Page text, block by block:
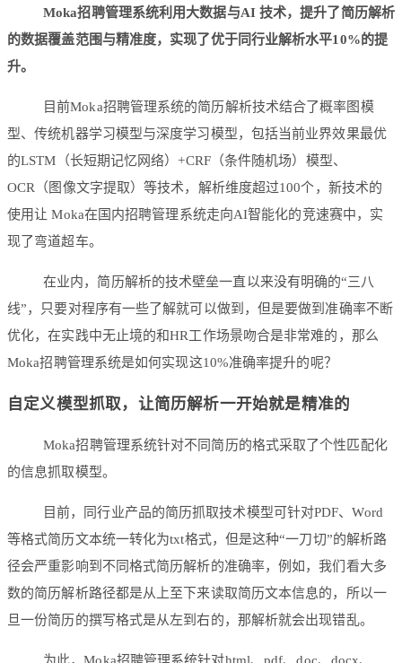
Moka招聘管理系统利用大数据与AI 技术，提升了简历解析
的数据覆盖范围与精准度，实现了优于同行业解析水平10%的提
升。
目前Moka招聘管理系统的简历解析技术结合了概率图模
型、传统机器学习模型与深度学习模型，包括当前业界效果最优
的LSTM（长短期记忆网络）+CRF（条件随机场）模型、
OCR（图像文字提取）等技术，解析维度超过100个，新技术的
使用让 Moka在国内招聘管理系统走向AI智能化的竞速赛中，实
现了弯道超车。
在业内，简历解析的技术壁垒一直以来没有明确的“三八
线”，只要对程序有一些了解就可以做到，但是要做到准确率不断
优化，在实践中无止境的和HR工作场景吻合是非常难的，那么
Moka招聘管理系统是如何实现这10%准确率提升的呢？
自定义模型抓取，让简历解析一开始就是精准的
Moka招聘管理系统针对不同简历的格式采取了个性匹配化
的信息抓取模型。
目前，同行业产品的简历抓取技术模型可针对PDF、Word
等格式简历文本统一转化为txt格式，但是这种“一刀切”的解析路
径会严重影响到不同格式简历解析的准确率，例如，我们看大多
数的简历解析路径都是从上至下来读取简历文本信息的，所以一
旦一份简历的撰写格式是从左到右的，那解析就会出现错乱。
为此，Moka招聘管理系统针对html、pdf、doc、docx、